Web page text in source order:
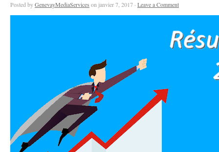
Posted byGenevayMediaServices on janvier 7, 2017 · Leave a Comment